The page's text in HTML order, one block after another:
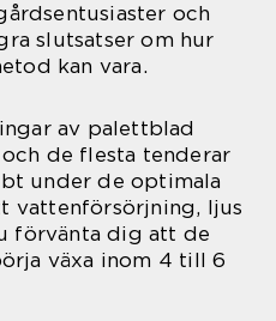
och
slutsatser om hur
kan vara.
av palettblad
de flesta tenderar
under de optimala
vattenförsörjning, ljus
förvänta dig att de
växa inom 4 till 6